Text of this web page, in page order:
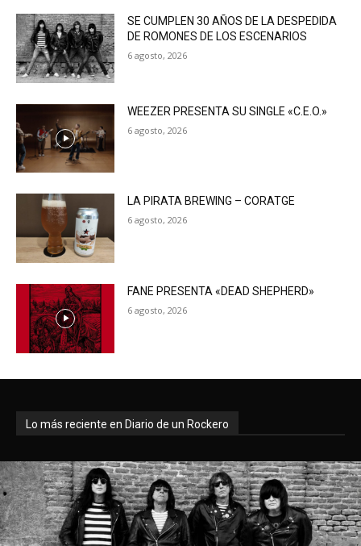
SE CUMPLEN 30 AÑOS DE LA DESPEDIDA
DE ROMONES DE LOS ESCENARIOS
6 agosto, 2026
WEEZER PRESENTA SU SINGLE «C.E.O.»
6 agosto, 2026
LA PIRATA BREWING – CORATGE
6 agosto, 2026
FANE PRESENTA «DEAD SHEPHERD»
6 agosto, 2026
Lo más reciente en Diario de un Rockero